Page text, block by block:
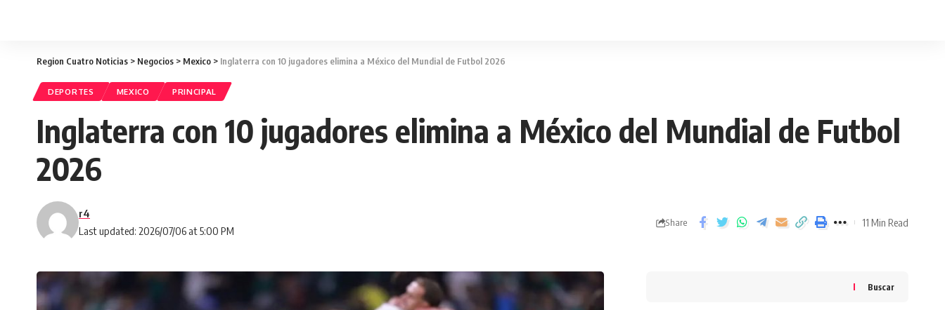
Region Cuatro Noticias > Negocios > Mexico > Inglaterra con 10 jugadores elimina a México del Mundial de Futbol 2026
DEPORTES MEXICO PRINCIPAL
Inglaterra con 10 jugadores elimina a México del Mundial de Futbol
2026
Last updated: 2026/07/06 at 5:00 PM
r4
Share 11 Min Read
Buscar